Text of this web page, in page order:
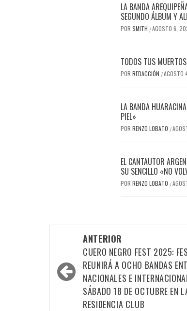
LA BANDA
SEGUNDO ÁLBUM Y
POR SMITH /AGOSTO 6,
TODOS TUS
POR REDACCIÓN /
LA BANDA
PIEL»
POR RENZO LOBATO /
EL CANTAUTOR
SU SENCILLO «NO
POR RENZO LOBATO /
Navegación
las
entradas
ANTERIOR
CUERO NEGRO FEST 2025:
REUNIRÁ A OCHO BANDAS
NACIONALES E
SÁBADO 18 DE OCTUBRE EN
RESIDENCIA CLUB